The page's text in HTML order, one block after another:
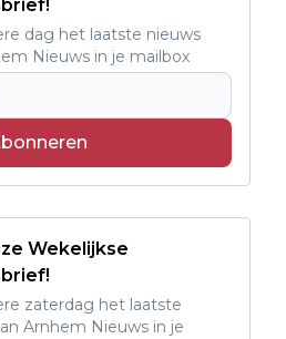
dag het laatste nieuws
Nieuws in je mailbox
Wekelijkse
zaterdag het laatste
Arnhem Nieuws in je